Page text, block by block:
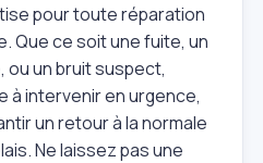
pour toute réparation
Que ce soit une fuite, un
ou un bruit suspect,
à intervenir en urgence,
un retour à la normale
Ne laissez pas une